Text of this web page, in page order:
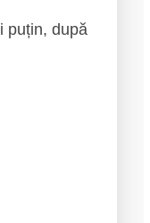
puțin, după